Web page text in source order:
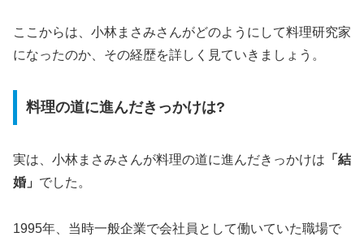
ここからは、小林まさみさんがどのようにして料理研究家
になったのか、その経歴を詳しく見ていきましょう。
料理の道に進んだきっかけは?
実は、小林まさみさんが料理の道に進んだきっかけは 「結
婚」 でした。
1995年、当時一般企業で会社員として働いていた職場で